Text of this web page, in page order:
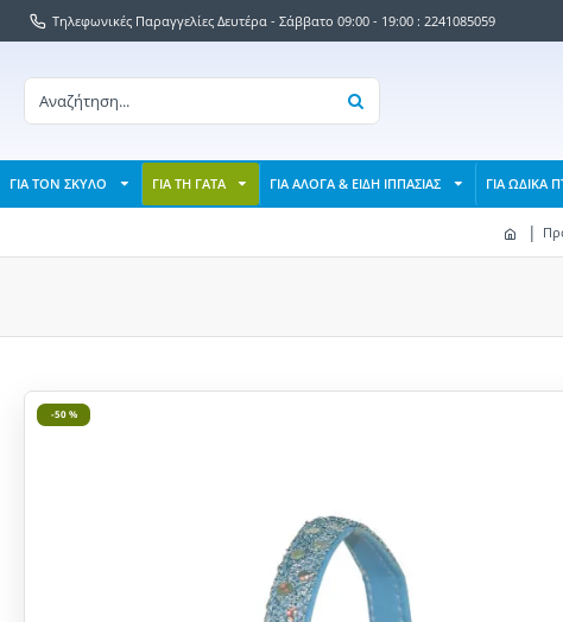
Τηλεφωνικές Παραγγελίες Δευτέρα - Σάββατο 09:00 - 19:00 : 2241085059
ΓΙΑ ΤΟΝ ΣΚΥΛΟ ΓΙΑ ΤΗ ΓΑΤΑ ΓΙΑ ΑΛΟΓΑ & ΕΙΔΗ ΙΠΠΑΣΙΑΣ ΓΙΑ ΩΔΙΚΑ
-50 %